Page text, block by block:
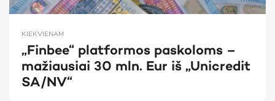
KIEKVIENAM
„Finbee“ platformos paskoloms –
mažiausiai 30 mln. Eur iš „Unicredit
SA/NV“